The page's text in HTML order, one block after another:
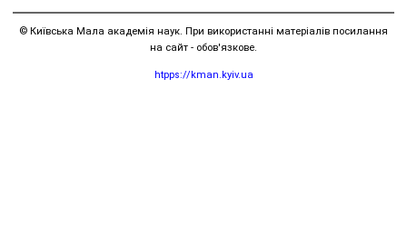
© Київська Мала академія наук. При використанні матеріалів посилання
на сайт - обов'язкове.
htpps://kman.kyiv.ua